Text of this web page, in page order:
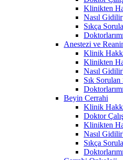
Klinikten
Nasıl Gidilir
Sıkça
Anestezi ve
Klinik
Klinikten
Nasıl
Sık
Beyin Cerrahi
Klinik
Doktor
Klinikten
Nasıl
Sıkça